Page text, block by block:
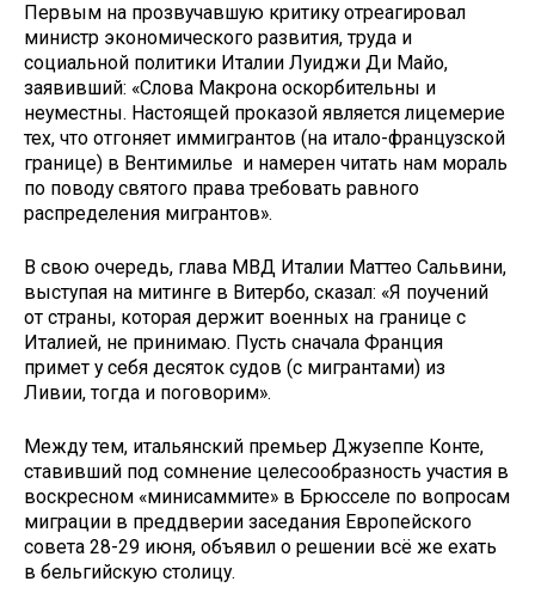
Первым на прозвучавшую критику отреагировал
министр экономического развития, труда и
социальной политики Италии Луиджи Ди Майо,
заявивший: «Слова Макрона оскорбительны и
неуместны. Настоящей проказой является лицемерие
тех, что отгоняет иммигрантов (на итало-французской
границе) в Вентимилье и намерен читать нам мораль
по поводу святого права требовать равного
распределения мигрантов».
В свою очередь, глава МВД Италии Маттео Сальвини,
выступая на митинге в Витербо, сказал: «Я поучений
от страны, которая держит военных на границе с
Италией, не принимаю. Пусть сначала Франция
примет у себя десяток судов (с мигрантами) из
Ливии, тогда и поговорим».
Между тем, итальянский премьер Джузеппе Конте,
ставивший под сомнение целесообразность участия в
воскресном «минисаммите» в Брюсселе по вопросам
миграции в преддверии заседания Европейского
совета 28-29 июня, объявил о решении всё же ехать
в бельгийскую столицу.